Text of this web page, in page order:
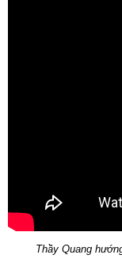
Thầy Quang